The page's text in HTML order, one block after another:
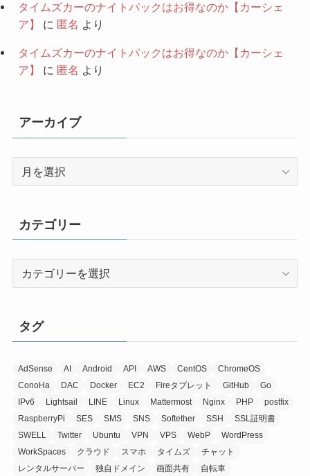
タイムズカーのナイトパックはお得なのか【カーシェ
ア】
に 匿名 より
タイムズカーのナイトパックはお得なのか【カーシェ
ア】
に 匿名 より
アーカイブ
ブ
カテゴリー
ー
タグ
AdSense AI Android API AWS CentOS
ChromeOS
ConoHa
DAC Docker EC2 Fireタブレット GitHub
Go
IPv6
Lightsail LINE Linux Mattermost Nginx PHP
postfix
RaspberryPi
SES SMS SNS Softether SSH
SSL証明書
SWELL
Twitter Ubuntu VPN VPS WebP
WordPress
WorkSpaces
クラウド スマホ タイムズ
チャット
レンタルサーバー
独自ドメイン 画面共有 自転車